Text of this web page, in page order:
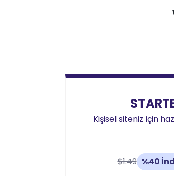
Kişisel siteniz için
$1.49 %40